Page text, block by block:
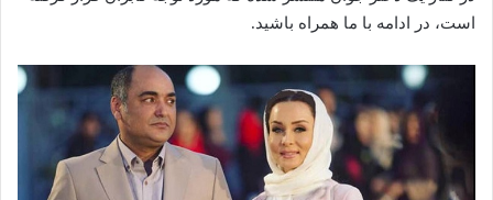
است، در ادامه با ما همراه باشید.